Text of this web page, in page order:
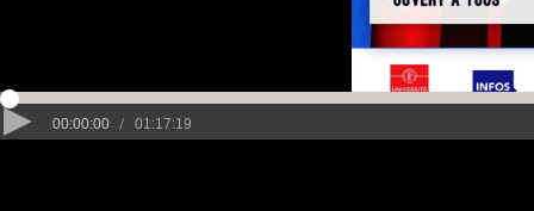
00:00:00 / 01:17:19